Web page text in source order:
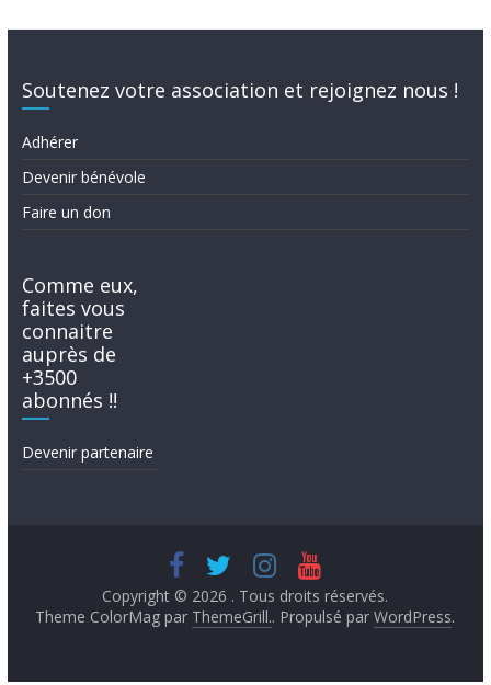
Soutenez votre association et rejoignez nous !
Adhérer
Devenir bénévole
Faire un don
Comme eux,
faites vous
connaitre
auprès de
+3500
abonnés !!
Devenir partenaire
Copyright © 2026 . Tous droits réservés.
Theme ColorMag par ThemeGrill.. Propulsé parWordPress.